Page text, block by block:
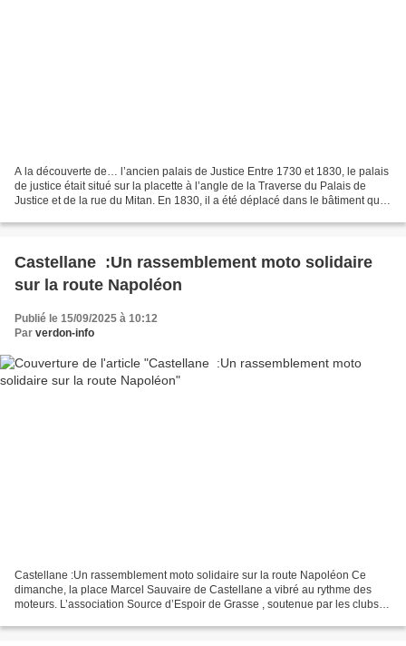
A la découverte de… l’ancien palais de Justice Entre 1730 et 1830, le palais
de justice était situé sur la placette à l’angle de la Traverse du Palais de
Justice et de la rue du Mitan. En 1830, il a été déplacé dans le bâtiment qui
Castellane :Un rassemblement moto solidaire
sur la route Napoléon
Publié le 15/09/2025 à 10:12
Par verdon-info
Castellane :Un rassemblement moto solidaire sur la route Napoléon Ce
dimanche, la place Marcel Sauvaire de Castellane a vibré au rythme des
moteurs. L’association Source d’Espoir de Grasse , soutenue par les clubs